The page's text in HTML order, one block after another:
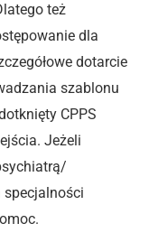
też
dla
dotarcie
szablonu
CPPS
Jeżeli
specjalności